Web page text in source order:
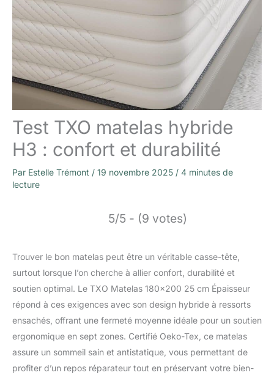
Test TXO matelas hybride
H3 : confort et durabilité
Par Estelle Trémont / 19 novembre 2025 / 4 minutes de
lecture
5/5 - (9 votes)
Trouver le bon matelas peut être un véritable casse-tête,
surtout lorsque l’on cherche à allier confort, durabilité et
soutien optimal. Le TXO Matelas 180×200 25 cm Épaisseur
répond à ces exigences avec son design hybride à ressorts
ensachés, offrant une fermeté moyenne idéale pour un soutien
ergonomique en sept zones. Certifié Oeko-Tex, ce matelas
assure un sommeil sain et antistatique, vous permettant de
profiter d’un repos réparateur tout en préservant votre bien-